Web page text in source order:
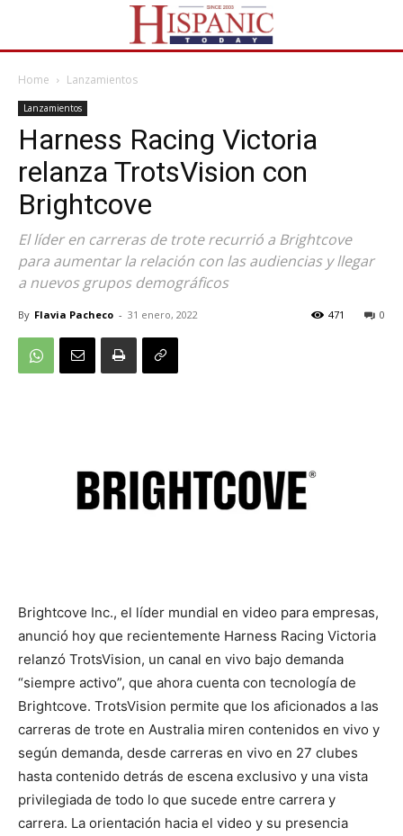
Home Lanzamientos
Lanzamientos
Harness Racing Victoria
relanza TrotsVision con
Brightcove
El líder en carreras de trote recurrió a Brightcove
para aumentar la relación con las audiencias y llegar
a nuevos grupos demográficos
By Flavia Pacheco - 31 enero, 2022 0
471
Brightcove Inc., el líder mundial en video para empresas,
anunció hoy que recientemente Harness Racing Victoria
relanzó TrotsVision, un canal en vivo bajo demanda
“siempre activo”, que ahora cuenta con tecnología de
Brightcove. TrotsVision permite que los aficionados a las
carreras de trote en Australia miren contenidos en vivo y
según demanda, desde carreras en vivo en 27 clubes
hasta contenido detrás de escena exclusivo y una vista
privilegiada de todo lo que sucede entre carrera y
carrera. La orientación hacia el video y su presencia